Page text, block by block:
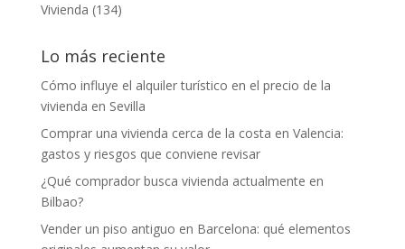
Vivienda (134)
Lo más reciente
Cómo influye el alquiler turístico en el precio de la
vivienda en Sevilla
Comprar una vivienda cerca de la costa en Valencia:
gastos y riesgos que conviene revisar
¿Qué comprador busca vivienda actualmente en
Bilbao?
Vender un piso antiguo en Barcelona: qué elementos